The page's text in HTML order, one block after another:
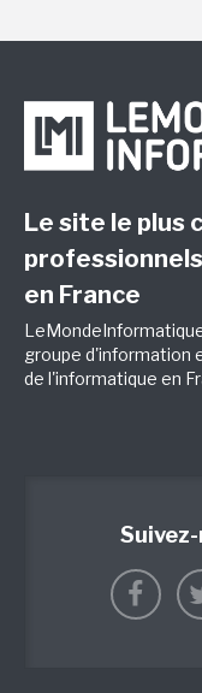
Le site le plus
professionnels
en France
groupe d'information
de l'informatique en